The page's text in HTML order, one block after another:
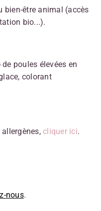
bien-être animal (accès
bio...).
poules élevées en
colorant
cliquer ici.
nous.